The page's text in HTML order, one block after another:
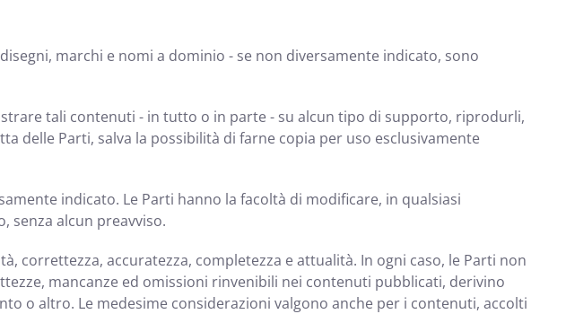
marchi e nomi a dominio - se non diversamente indicato, sono
tali contenuti - in tutto o in parte - su alcun tipo di supporto, riprodurli,
delle Parti, salva la possibilità di farne copia per uso esclusivamente
indicato. Le Parti hanno la facoltà di modificare, in qualsiasi
senza alcun preavviso.
correttezza, accuratezza, completezza e attualità. In ogni caso, le Parti non
mancanze ed omissioni rinvenibili nei contenuti pubblicati, derivino
o altro. Le medesime considerazioni valgono anche per i contenuti, accolti